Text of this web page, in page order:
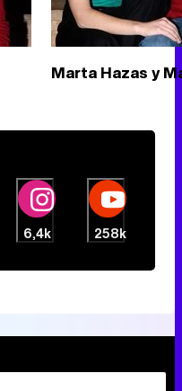
Marta Hazas y
6,4k 258k